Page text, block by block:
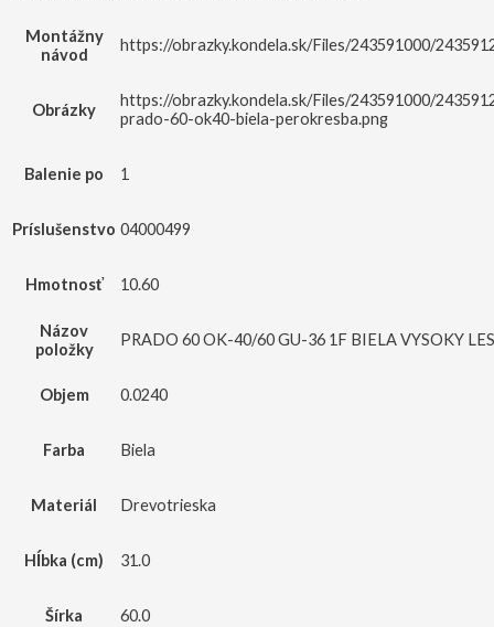
Montážny
návod
https://obrazky.kondela.sk/Files/243591000/
Obrázky
https://obrazky.kondela.sk/Files/243591000/
prado-60-ok40-biela-perokresba.png
Balenie po 1
Príslušenstvo 04000499
Hmotnosť 10.60
Názov
položky
PRADO 60 OK-40/60 GU-36 1F BIELA VYSOKY
Objem 0.0240
Farba Biela
Materiál Drevotrieska
Hĺbka (cm) 31.0
Šírka 60.0